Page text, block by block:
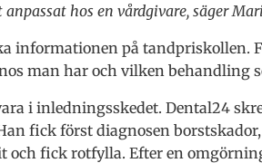
hos en vårdgivare, säger
informationen på tandpriskollen.
man har och vilken behandling
i inledningsskedet. Dental24
fick först diagnosen
fick rotfylla. Efter en